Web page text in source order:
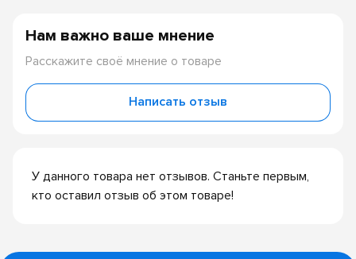
У данного товара нет отзывов. Станьте первым,
кто оставил отзыв об этом товаре!
Нам важно ваше мнение
Расскажите своё мнение о товаре
Написать отзыв